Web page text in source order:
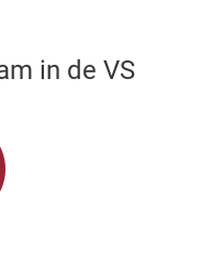
in de VS